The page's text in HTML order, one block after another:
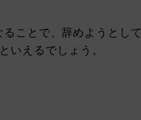
ことで、辞めようとし
いえるでしょう。